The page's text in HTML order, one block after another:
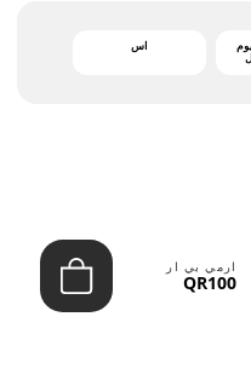
اس
ارمي بي ار
QR100